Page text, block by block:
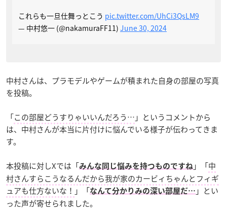
これらも一旦仕舞っとこう pic.twitter.com/UhCi3QsLM9
— 中村悠一 (@nakamuraFF11) June 30, 2024
中村さんは、プラモデルやゲームが積まれた自身の部屋の写真
を投稿。
「この部屋どうすりゃいいんだろう… 」というコメントから
は、中村さんが本当に片付けに悩んでいる様子が伝わってきま
す。
本投稿に対しXでは「みんな同じ悩みを持つものですね 」「中
村さんすらこうなるんだから我が家のカービィちゃんとフィギ
ュアも仕方ないな！ 」「なんて分かりみの深い部屋だ… 」とい
った声が寄せられました。